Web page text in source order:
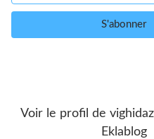
Voir le profil de vighidaz
Eklablog